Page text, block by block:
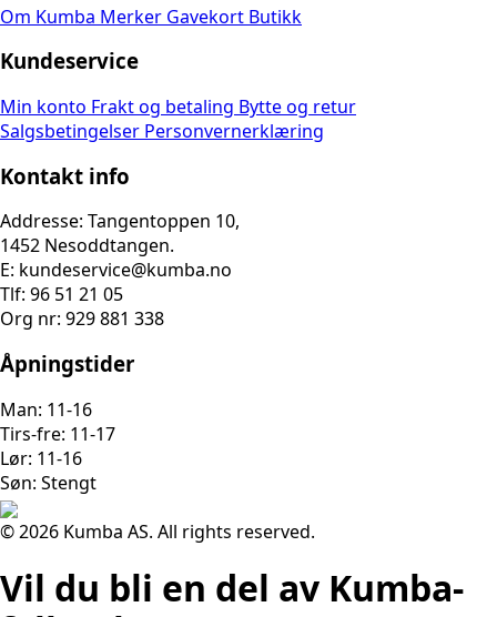
Om Kumba Merker Gavekort Butikk
Kundeservice
Min konto Frakt og betaling Bytte og retur
Salgsbetingelser Personvernerklæring
Kontakt info
Addresse: Tangentoppen 10,
1452 Nesoddtangen.
E: kundeservice@kumba.no
Tlf: 96 51 21 05
Org nr: 929 881 338
Åpningstider
Man: 11-16
Tirs-fre: 11-17
Lør: 11-16
Søn: Stengt
© 2026 Kumba AS. All rights reserved.
Vil du bli en del av Kumba-